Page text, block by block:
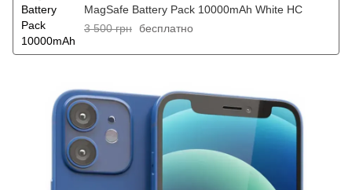
MagSafe Battery Pack 10000mAh White HC
3 500 грн бесплатно